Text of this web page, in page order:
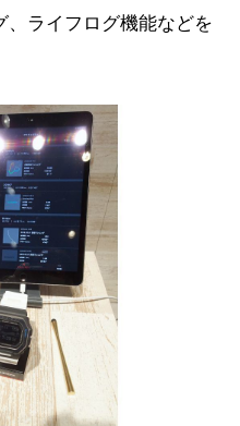
、ライフログ機能などを